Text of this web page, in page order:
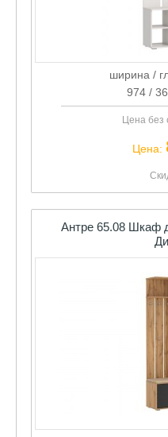
ширина /
974 /
Цена без
Цена:
Антре 65.08 Шкаф